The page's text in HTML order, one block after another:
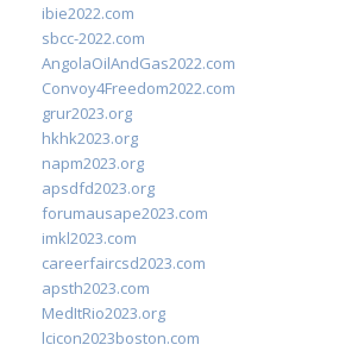
ibie2022.com
sbcc-2022.com
AngolaOilAndGas2022.com
Convoy4Freedom2022.com
grur2023.org
hkhk2023.org
napm2023.org
apsdfd2023.org
forumausape2023.com
imkl2023.com
careerfaircsd2023.com
apsth2023.com
MedItRio2023.org
lcicon2023boston.com